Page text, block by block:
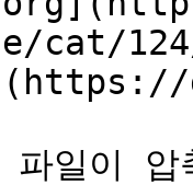
cat/
일이